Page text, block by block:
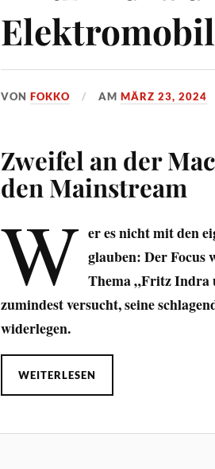
VONFOKKO AMMÄRZ 23, 2024
Zweifel an der
den Mainstream
W er es nicht mit den
glauben: Der Focus
Thema „Fritz
zumindest versucht, seine
widerlegen.
WEITERLESEN